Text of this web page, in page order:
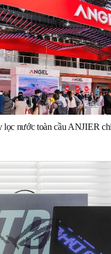
lọc nước toàn cầu ANJIER